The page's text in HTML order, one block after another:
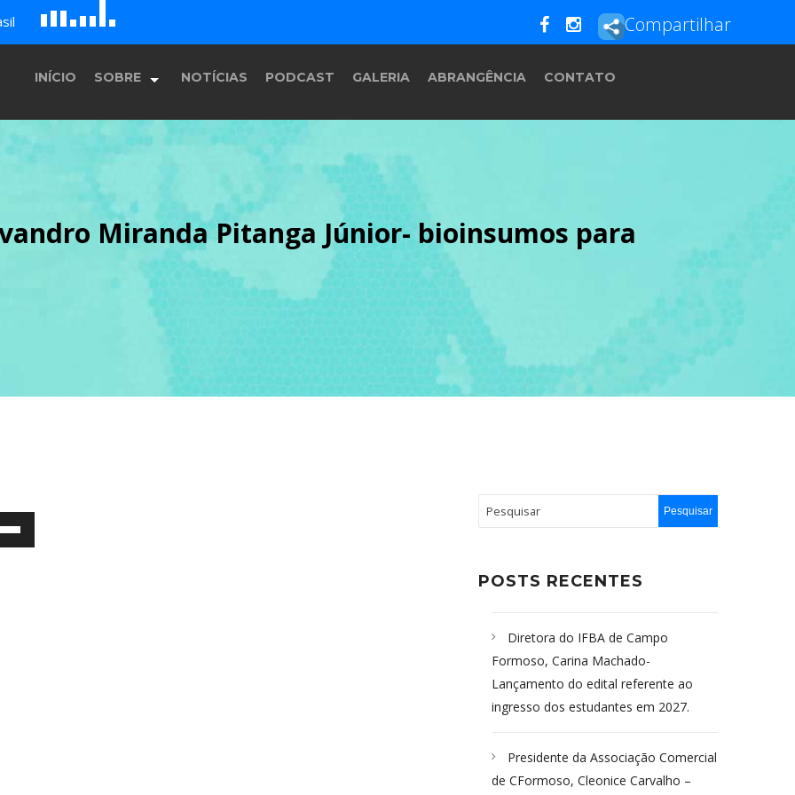
A B c DE F H Compartilhar
INÍCIO SOBRE
História
Equipe
Programação
NOTÍCIAS PODCAST GALERIA ABRANGÊNCIA CONTATO
Miranda Pitanga Júnior- bioinsumos para
POSTS RECENTES
Diretora do IFBA de Campo
Formoso, Carina Machado-
Lançamento do edital referente ao
ingresso dos estudantes em 2027.
Presidente da Associação Comercial
de CFormoso, Cleonice Carvalho –